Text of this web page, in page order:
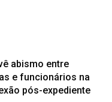
abismo entre
e funcionários na
pós-expediente